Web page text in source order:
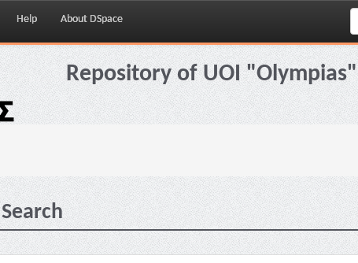
Help About DSpace
Repository of UOI "Olympias"
Search